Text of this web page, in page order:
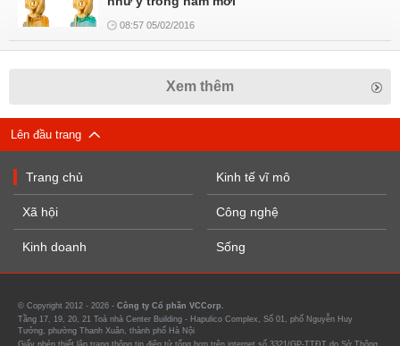
08:57 05/02/2016
Xem thêm
Lên đầu trang
Trang chủ
Xã hội
Kinh doanh
Kinh tế vĩ mô
Công nghệ
Sống
© Copyright 2012 - 2026 - Công ty Cổ phần VCCorp.
Tầng 17, 19, 20, 21 Toà nhà Center Building - Hapulico Complex, Số 01, phố Nguyễn Huy
Tưởng, phường Thanh Xuân, thành phố Hà Nội
Giấy phép thiết lập trang thông tin điện tử tổng hợp trên internet số 3321/GP-TTĐT do Sở Thông